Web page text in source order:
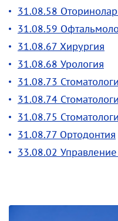
31.08.58
31.08.59
31.08.67 Хирургия
31.08.68 Урология
31.08.73
31.08.74
31.08.75
31.08.77 Ортодонтия
33.08.02